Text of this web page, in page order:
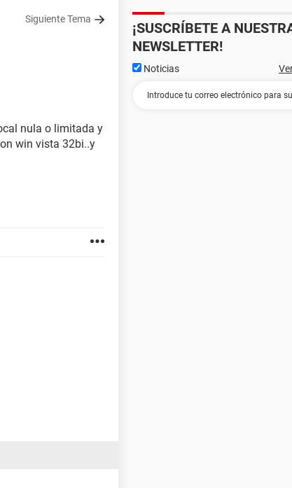
Siguiente Tema
nula o limitada y
win vista 32bi..y
¡SUSCRÍBETE A
NEWSLETTER!
Noticias